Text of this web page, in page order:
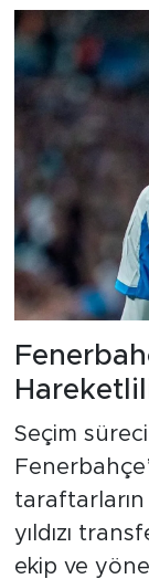
Seçim
yıldızı
ekip ve